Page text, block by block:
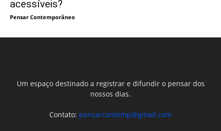
acessíveis?
Pensar Contemporâneo
Um espaço destinado a registrar e difundir o pensar dos
nossos dias.
Contato: pensarcontemp@gmail.com